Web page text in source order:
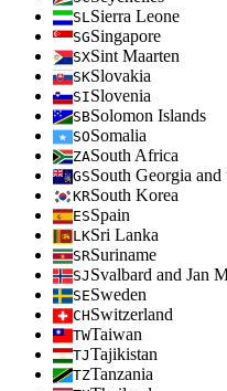
SLSierra Leone
SGSingapore
SXSint Maarten
SKSlovakia
SISlovenia
SBSolomon Islands
SOSomalia
ZASouth Africa
GSSouth Georgia
KRSouth Korea
ESSpain
LKSri Lanka
SRSuriname
SJ Svalbard and Jan
SESweden
CHSwitzerland
TWTaiwan
TJTajikistan
TZTanzania